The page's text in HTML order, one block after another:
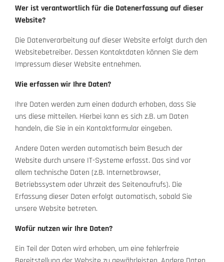
Wer ist verantwortlich für die Datenerfassung auf dieser
Website?
Die Datenverarbeitung auf dieser Website erfolgt durch den
Websitebetreiber. Dessen Kontaktdaten können Sie dem
Impressum dieser Website entnehmen.
Wie erfassen wir Ihre Daten?
Ihre Daten werden zum einen dadurch erhoben, dass Sie
uns diese mitteilen. Hierbei kann es sich z.B. um Daten
handeln, die Sie in ein Kontaktformular eingeben.
Andere Daten werden automatisch beim Besuch der
Website durch unsere IT-Systeme erfasst. Das sind vor
allem technische Daten (z.B. Internetbrowser,
Betriebssystem oder Uhrzeit des Seitenaufrufs). Die
Erfassung dieser Daten erfolgt automatisch, sobald Sie
unsere Website betreten.
Wofür nutzen wir Ihre Daten?
Ein Teil der Daten wird erhoben, um eine fehlerfreie